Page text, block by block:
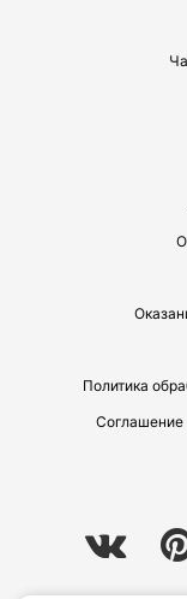
Политика
Соглашение